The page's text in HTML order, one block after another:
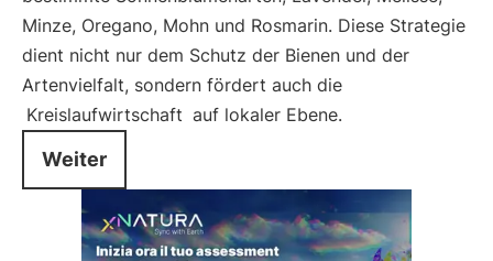
Minze, Oregano, Mohn und Rosmarin. Diese Strategie
dient nicht nur dem Schutz der Bienen und der
Artenvielfalt, sondern fördert auch die
Kreislaufwirtschaft auf lokaler Ebene.
Weiter